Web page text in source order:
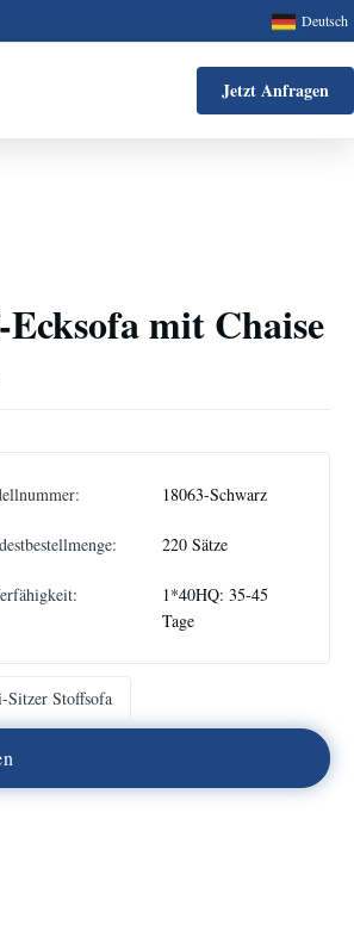
Deutsch
Jetzt Anfragen
mit Chaise
18063-Schwarz
220 Sätze
1*40HQ: 35-45
Tage
Sitzer Stoffsofa
n